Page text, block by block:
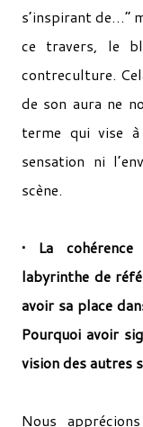
s’inspirant de…”
ce travers, le
contre­culture.
de son aura ne
terme qui vise
sensation ni
scène.
• La
labyrinthe de
avoir sa place
Pourquoi avoir
vision des autres
Nous